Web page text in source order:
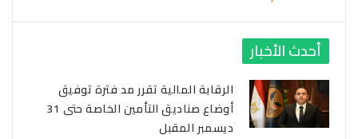
أحدث الأخبار
الرقابة المالية تقرر مد فترة توفيق
أوضاع صناديق التأمين الخاصة حتى 31
ديسمبر المقبل